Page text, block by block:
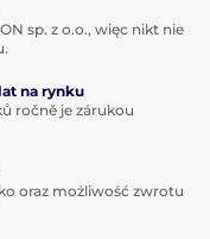
sp. z o.o., więc nikt nie
na rynku
ročně je zárukou
oraz możliwość zwrotu